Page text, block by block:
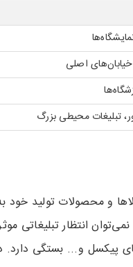
اصلی
تبلیغات محیطی بزرگ
و محصولات تولید
انتظار تبلیغاتی
پیکسل و... بستگی دارد.